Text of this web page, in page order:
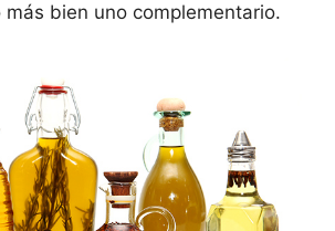
bien uno complementario.